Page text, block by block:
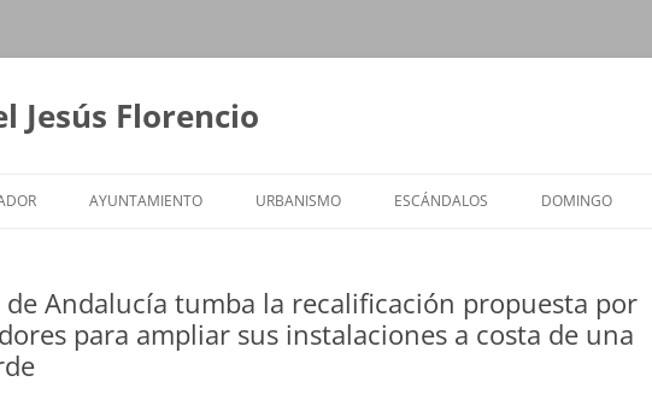
Jesús Florencio
AYUNTAMIENTO URBANISMO ESCÁNDALOS DOMINGO
de Andalucía tumba la recalificación propuesta por
para ampliar sus instalaciones a costa de una